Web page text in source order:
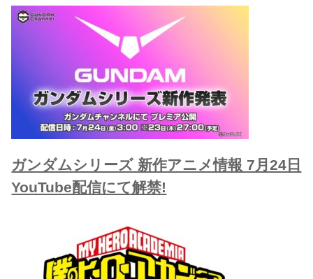
ガンダムシリーズ 新作アニメ情報 7月24日
YouTube配信にて解禁!